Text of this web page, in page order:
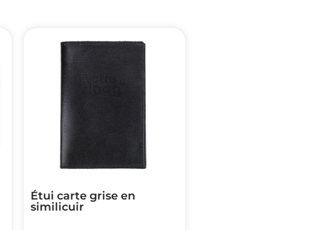
Étui carte grise en
similicuir